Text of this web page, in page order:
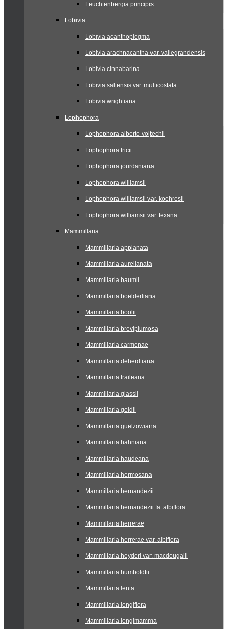
Leuchtenbergia principis
Lobivia
Lobivia acanthoplegma
Lobivia arachnacantha var. vallegrandensis
Lobivia cinnabarina
Lobivia saltensis var. multicostata
Lobivia wrightiana
Lophophora
Lophophora alberto-vojtechii
Lophophora fricii
Lophophora jourdaniana
Lophophora williamsii
Lophophora williamsii var. koehresii
Lophophora williamsii var. texana
Mammillaria
Mammillaria applanata
Mammillaria aureilanata
Mammillaria baumii
Mammillaria boelderliana
Mammillaria boolii
Mammillaria breviplumosa
Mammillaria carmenae
Mammillaria deherdtiana
Mammillaria fraileana
Mammillaria glassii
Mammillaria goldii
Mammillaria guelzowiana
Mammillaria hahniana
Mammillaria haudeana
Mammillaria hermosana
Mammillaria hernandezii
Mammillaria hernandezii fa. albiflora
Mammillaria herrerae
Mammillaria herrerae var. albiflora
Mammillaria heyderi var. macdougalii
Mammillaria humboldtii
Mammillaria lenta
Mammillaria longiflora
Mammillaria longimamma